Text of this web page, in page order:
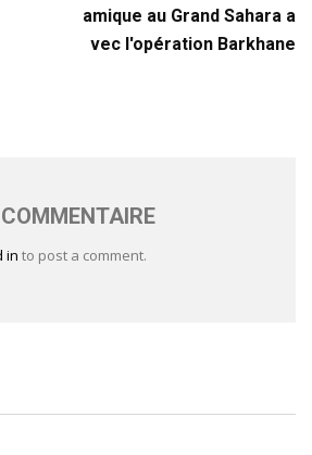
amique au Grand Sahara a
vec l'opération Barkhane
in to post a comment.